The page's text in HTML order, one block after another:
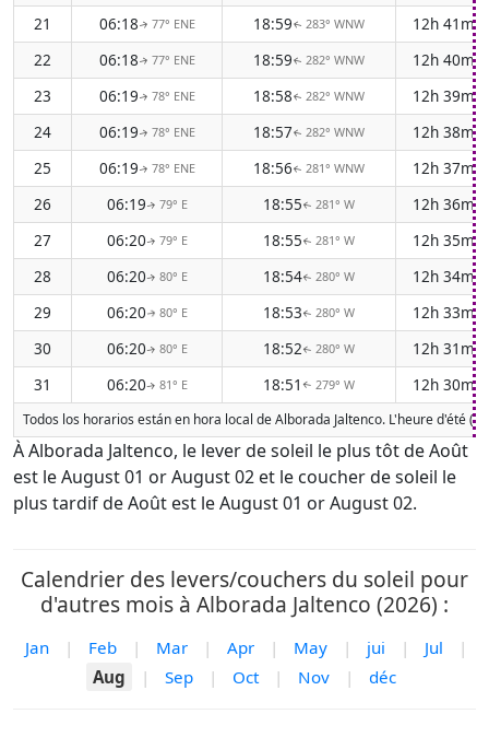
21 06:18↑ 77° ENE 18:59↑ 283° WNW
12h 41m
22
06:18↑ 77° ENE 18:59↑ 282° WNW
12h 40m
23
06:19↑ 78° ENE 18:58↑ 282° WNW
12h 39m
24
06:19↑ 78° ENE 18:57↑ 282° WNW
12h 38m
25
06:19↑ 78° ENE 18:56↑ 281° WNW
12h 37m
26
06:19↑ 79° E 18:55↑ 281° W
12h 36m
27
06:20↑ 79° E 18:55↑ 281° W
12h 35m
28
06:20↑ 80° E 18:54↑ 280° W
12h 34m
29
06:20↑ 80° E 18:53↑ 280° W
12h 33m
30
06:20↑ 80° E 18:52↑ 280° W
12h 31m
31
06:20↑ 81° E 18:51 ↑ 279° W 12h 30m
Todos los horarios están en hora local de Alborada Jaltenco. L'heure d'été
À Alborada Jaltenco, le lever de soleil le plus tôt de Août
est le August 01 or August 02 et le coucher de soleil le
plus tardif de Août est le August 01 or August 02.
Calendrier des levers/couchers du soleil pour
d'autres mois à Alborada Jaltenco (2026) :
Jan | Feb | Mar | Apr | May | jui | Jul
|
Aug
| Sep | Oct | Nov | déc